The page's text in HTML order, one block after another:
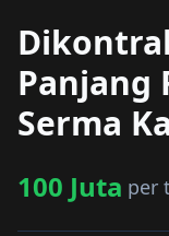
Panjang
Serma
100 Juta per